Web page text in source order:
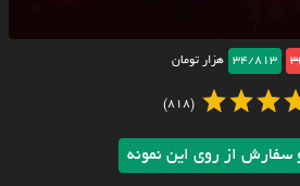
34/813 هزار تومان
(818)
سفارش از روی این نمونه